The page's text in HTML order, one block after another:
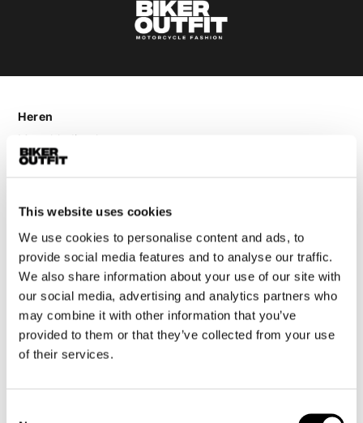
This website uses cookies
We use cookies to personalise content and ads, to
provide social media features and to analyse our traffic.
We also share information about your use of our site with
our social media, advertising and analytics partners who
may combine it with other information that you’ve
provided to them or that they’ve collected from your use
of their services.
Heren
Motorkleding heren
Motorjas heren
Motorpak heren
Motorjeans heren
Motorhoodie heren
Motorhelm heren
Motorhandschoenen heren